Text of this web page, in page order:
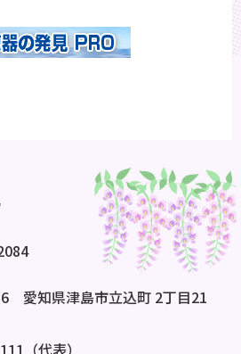
愛知県津島市立込町 2丁目21
（代表）